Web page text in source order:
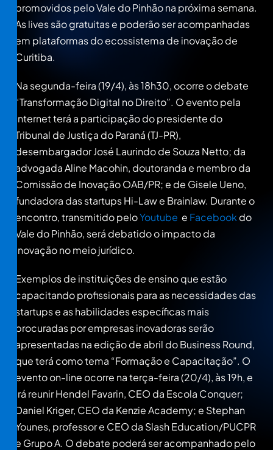
promovidos pelo Vale do Pinhão na próxima semana.
As lives são gratuitas e poderão ser acompanhadas
em plataformas do ecossistema de inovação de
Curitiba.
Na segunda-feira (19/4), às 18h30, ocorre o debate
“Transformação Digital no Direito”. O evento pela
internet terá a participação do presidente do
Tribunal de Justiça do Paraná (TJ-PR),
desembargador José Laurindo de Souza Netto; da
advogada Aline Macohin, doutoranda e membro da
Comissão de Inovação OAB/PR; e de Gisele Ueno,
fundadora das startups Hi-Law e Brainlaw. Durante o
encontro, transmitido peloYoutube e Facebook do
Vale do Pinhão, será debatido o impacto da
inovação no meio jurídico.
Exemplos de instituições de ensino que estão
capacitando profissionais para as necessidades das
startups e as habilidades específicas mais
procuradas por empresas inovadoras serão
apresentadas na edição de abril do Business Round,
que terá como tema “Formação e Capacitação”. O
evento on-line ocorre na terça-feira (20/4), às 19h, e
irá reunir Hendel Favarin, CEO da Escola Conquer;
Daniel Kriger, CEO da Kenzie Academy; e Stephan
Younes, professor e CEO da Slash Education/PUCPR
e Grupo A. O debate poderá ser acompanhado pelo